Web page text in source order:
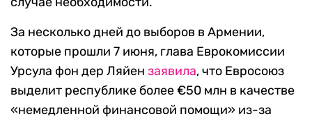
За несколько дней до выборов в Армении,
которые прошли 7 июня, глава Еврокомиссии
Урсула фон дер Ляйен заявила, что Евросоюз
выделит республике более €50 млн в качестве
«немедленной финансовой помощи» из-за